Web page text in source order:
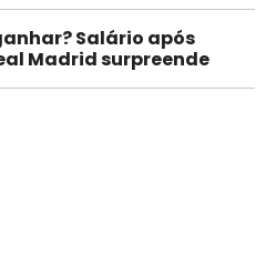
Salário após
Madrid surpreende